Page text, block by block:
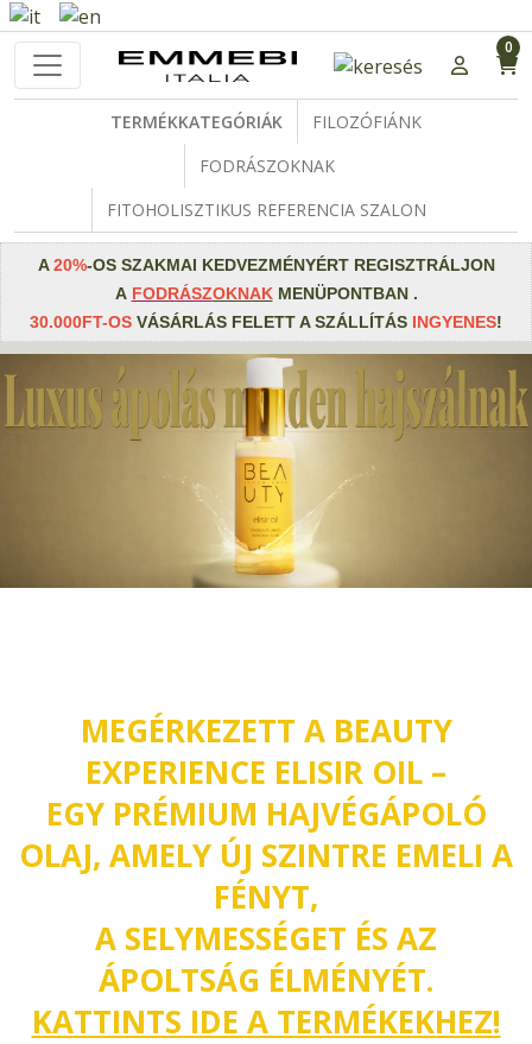
TERMÉKKATEGÓRIÁK
FILOZÓFIÁNK
FODRÁSZOKNAK
FITOHOLISZTIKUS REFERENCIA SZALON
0
A20%-OS SZAKMAI KEDVEZMÉNYÉRT REGISZTRÁLJON
A FODRÁSZOKNAK MENÜPONTBAN .
30.000FT-OS VÁSÁRLÁS FELETT A SZÁLLÍTÁS INGYENES!
MEGÉRKEZETT A BEAUTY
EXPERIENCE ELISIR OIL –
EGY PRÉMIUM HAJVÉGÁPOLÓ
OLAJ, AMELY ÚJ SZINTRE EMELI A
FÉNYT,
A SELYMESSÉGET ÉS AZ
ÁPOLTSÁG ÉLMÉNYÉT.
KATTINTS IDE A TERMÉKEKHEZ!